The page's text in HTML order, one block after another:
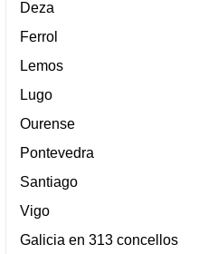
Deza
Ferrol
Lemos
Lugo
Ourense
Pontevedra
Santiago
Vigo
Galicia en 313 concellos